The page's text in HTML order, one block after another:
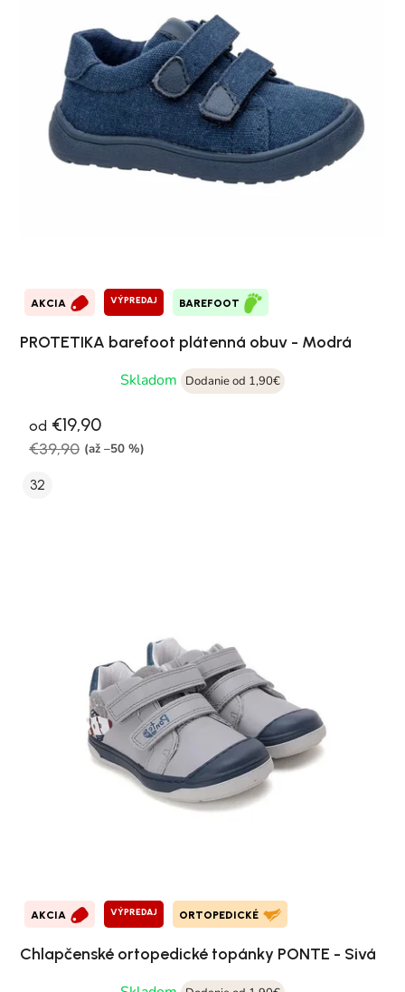
AKCIA VÝPREDAJ BAREFOOT
PROTETIKA barefoot plátenná obuv - Modrá
Skladom
Dodanie od 1,90€
od €19,90
€39,90 (až –50 %)
32
AKCIA VÝPREDAJ ORTOPEDICKÉ
Chlapčenské ortopedické topánky PONTE - Sivá